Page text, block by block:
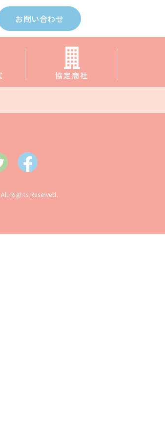
お問い合わせ
協定商社
All Rights Reserved.